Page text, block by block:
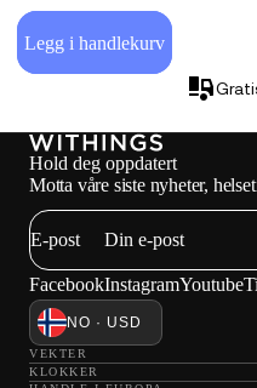
Legg i handlekurv
Hold deg oppdatert
Motta våre siste nyheter,
E-post
FacebookInstagramYoutube
NO · USD
VEKTER
KLOKKER